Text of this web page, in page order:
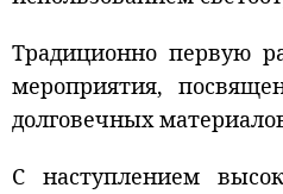
Традиционно первую
мероприятия,
долговечных
С наступлением